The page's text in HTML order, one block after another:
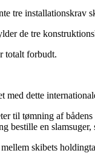
tre installationskrav
de tre
totalt forbudt.
med dette
til tømning af
bestille en slamsuger,
skibets